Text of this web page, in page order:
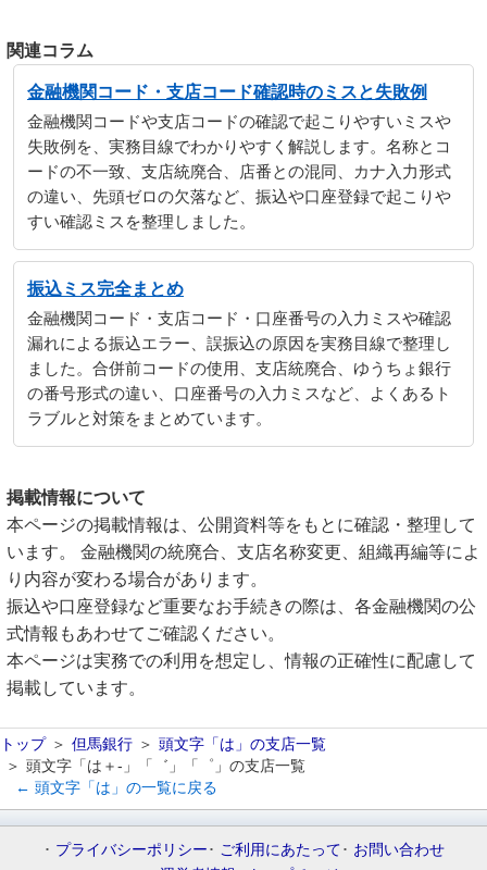
関連コラム
金融機関コード・支店コード確認時のミスと失敗例
金融機関コードや支店コードの確認で起こりやすいミスや
失敗例を、実務目線でわかりやすく解説します。名称とコ
ードの不一致、支店統廃合、店番との混同、カナ入力形式
の違い、先頭ゼロの欠落など、振込や口座登録で起こりや
すい確認ミスを整理しました。
振込ミス完全まとめ
金融機関コード・支店コード・口座番号の入力ミスや確認
漏れによる振込エラー、誤振込の原因を実務目線で整理し
ました。合併前コードの使用、支店統廃合、ゆうちょ銀行
の番号形式の違い、口座番号の入力ミスなど、よくあるト
ラブルと対策をまとめています。
掲載情報について
本ページの掲載情報は、公開資料等をもとに確認・整理して
います。 金融機関の統廃合、支店名称変更、組織再編等によ
り内容が変わる場合があります。
振込や口座登録など重要なお手続きの際は、各金融機関の公
式情報もあわせてご確認ください。
本ページは実務での利用を想定し、情報の正確性に配慮して
掲載しています。
トップ 但馬銀行
頭文字「は」の支店一覧
頭文字「は＋-」「゛」「゜」の支店一覧
← 頭文字「は」の一覧に戻る
プライバシーポリシー ご利用にあたって
お問い合わせ